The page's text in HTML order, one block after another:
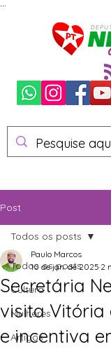
Post
Todos os posts
Cultura
Mulheres
Artigos
Todos os posts
Secretária
visita Vitória
e incentiva
Paulo Marcos
10 de jan. de 2025 2